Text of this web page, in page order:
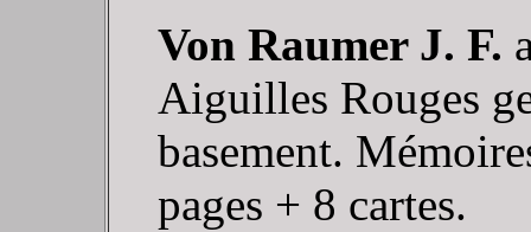
Von Raumer J. F.
Aiguilles Rouges
basement.
pages + 8 cartes.